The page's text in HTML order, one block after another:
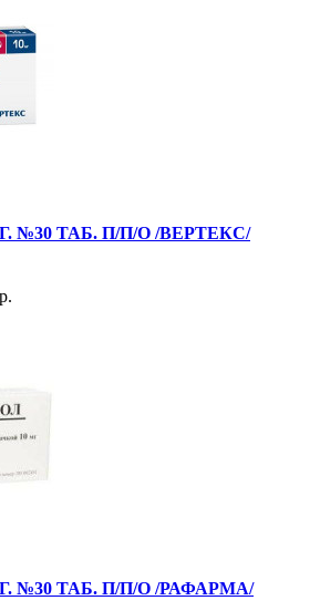
№30 ТАБ. П/П/О /ВЕРТЕКС/
№30 ТАБ. П/П/О /РАФАРМА/